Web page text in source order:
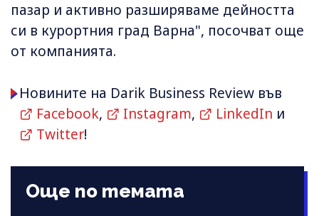
пазар и активно разширяваме дейността
си в курортния град Варна", посочват още
от компанията.
Новините на Darik Business Review във
Facebook, Instagram, LinkedIn и
Twitter!
Още по темата